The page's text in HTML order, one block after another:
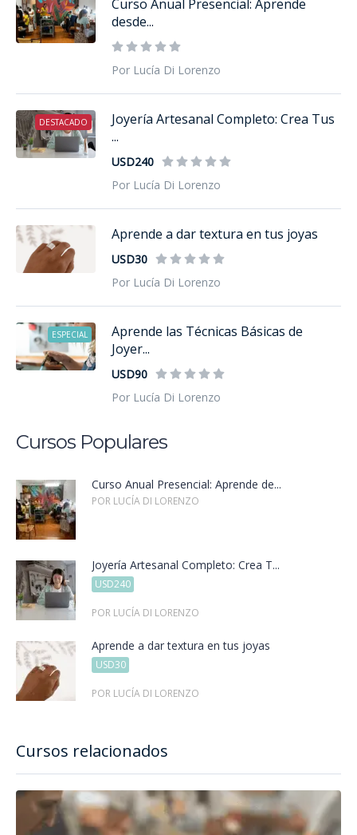
Cursos relacionados
Curso Anual Presencial: Aprende
desde...
Por Lucía Di Lorenzo
DESTACADO
Joyería Artesanal Completo: Crea Tus
...
USD240
Por Lucía Di Lorenzo
Aprende a dar textura en tus joyas
USD30
Por Lucía Di Lorenzo
ESPECIAL
Aprende las Técnicas Básicas de
Joyer...
USD90
Por Lucía Di Lorenzo
Cursos Populares
Curso Anual Presencial: Aprende de...
POR LUCÍA DI LORENZO
Joyería Artesanal Completo: Crea T...
USD240
POR LUCÍA DI LORENZO
Aprende a dar textura en tus joyas
USD30
POR LUCÍA DI LORENZO